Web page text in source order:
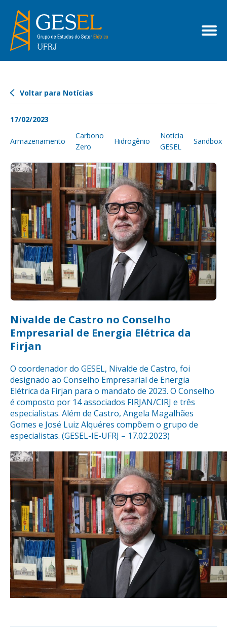
Voltar para Notícias
17/02/2023
Armazenamento
Carbono
Zero
Hidrogênio
Notícia
GESEL
Sandbox
Nivalde de Castro no Conselho
Empresarial de Energia Elétrica da
Firjan
O coordenador do GESEL, Nivalde de Castro, foi
designado ao Conselho Empresarial de Energia
Elétrica da Firjan para o mandato de 2023. O Conselho
é composto por 14 associados FIRJAN/CIRJ e três
especialistas. Além de Castro, Angela Magalhães
Gomes e José Luiz Alquéres compõem o grupo de
especialistas. (GESEL-IE-UFRJ – 17.02.2023)